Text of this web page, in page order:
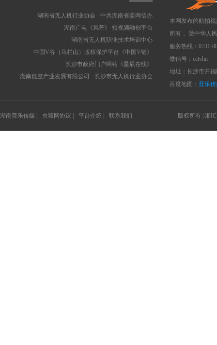
中共湖南省委网信办
湖南省无人机行业协会
湖南广电《风芒》 短视频融创平台
湖南省无人机职业技术培训中心
中国V谷（马栏山）版权保护平台《中国V链》
长沙市政府门户网站《星辰在线》
长沙市无人机行业协会
湖南低空产业发展有限公司
本网发布的航拍
所有， 受中华人
服务热线：0731-
微信号：cctvhn
地址：长沙市开
百度地图： 普乐
湖南普乐传媒 | 央狐网协议 | 平台介绍 | 联系我们 版权所有 | 湘